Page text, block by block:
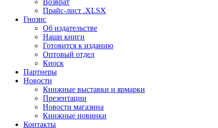
Возврат
Прайс-лист .XLSX
Гнозис
Об издательстве
Наши книги
Готовится к изданию
Оптовый отдел
Киоск
Партнеры
Новости
Книжные выставки и ярмарки
Презентации
Новости магазина
Книжные новинки
Контакты